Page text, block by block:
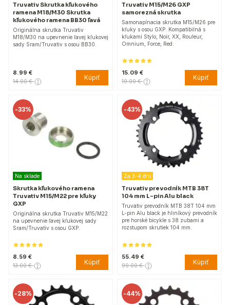
Truvativ Skrutka kľukového
ramena M18/M30 Skrutka
kľukového ramena BB30 ľavá
Originálna skrutka Truvativ
M18/M30 na upevnenie ľavej kľukovej
sady Sram/Truvativ s osou BB30.
8.99 €
14.00 € Kúpiť
Truvativ M15/M26 GXP
samorezná skrutka
Samonapínacia skrutka M15/M26 pre
kľuky s osou GXP. Kompatibilná s
kľukami Stylo, Noir, XX, Rouleur,
Omnium, Force, Red.
15.09 €
19.00 € Kúpiť
-33%
Na sklade
Skrutka kľukového ramena
Truvativ M15/M22 pre kľuky
GXP
Originálna skrutka Truvativ M15/M22
na upevnenie ľavej kľukovej sady
Sram/Truvativ s osou GXP.
8.59 €
13.00 € Kúpiť
-43%
Za 3-4 dni
Truvativ prevodník MTB 38T
104 mm L-pin Alu black
Truvativ prevodník MTB 38T 104 mm
L-pin Alu black je hliníkový prevodník
pre horské bicykle s 38 zubami a
rozstupom skrutiek 104 mm.
55.49 €
99.00 € Kúpiť
-28% -44%